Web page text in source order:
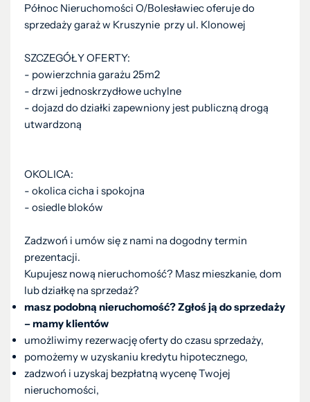
Północ Nieruchomości O/Bolesławiec oferuje do
sprzedaży garaż w Kruszynie przy ul. Klonowej
SZCZEGÓŁY OFERTY:
- powierzchnia garażu 25m2
- drzwi jednoskrzydłowe uchylne
- dojazd do działki zapewniony jest publiczną drogą
utwardzoną
OKOLICA:
- okolica cicha i spokojna
- osiedle bloków
Zadzwoń i umów się z nami na dogodny termin
prezentacji.
Kupujesz nową nieruchomość? Masz mieszkanie, dom
lub działkę na sprzedaż?
masz podobną nieruchomość? Zgłoś ją do sprzedaży
– mamy klientów
umożliwimy rezerwację oferty do czasu sprzedaży,
pomożemy w uzyskaniu kredytu hipotecznego,
zadzwoń i uzyskaj bezpłatną wycenę Twojej
nieruchomości,